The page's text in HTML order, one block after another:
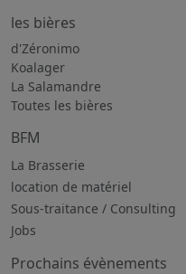
les bières
d'Zéronimo
Koalager
La Salamandre
Toutes les bières
BFM
La Brasserie
location de matériel
Sous-traitance / Consulting
Jobs
Prochains évènements